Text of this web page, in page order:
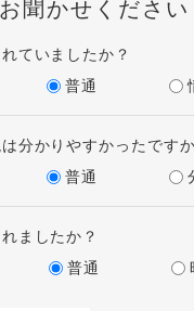
聞かせください
ていましたか？
普通
分かりやすかったです
普通
ましたか？
普通